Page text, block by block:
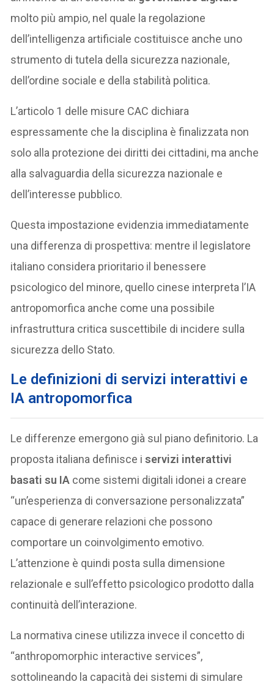
molto più ampio, nel quale la regolazione
dell’intelligenza artificiale costituisce anche uno
strumento di tutela della sicurezza nazionale,
dell’ordine sociale e della stabilità politica.
L’articolo 1 delle misure CAC dichiara
espressamente che la disciplina è finalizzata non
solo alla protezione dei diritti dei cittadini, ma anche
alla salvaguardia della sicurezza nazionale e
dell’interesse pubblico.
Questa impostazione evidenzia immediatamente
una differenza di prospettiva: mentre il legislatore
italiano considera prioritario il benessere
psicologico del minore, quello cinese interpreta l’IA
antropomorfica anche come una possibile
infrastruttura critica suscettibile di incidere sulla
sicurezza dello Stato.
Le definizioni di servizi interattivi e
IA antropomorfica
Le differenze emergono già sul piano definitorio. La
proposta italiana definisce iservizi interattivi
basati su IA come sistemi digitali idonei a creare
“un’esperienza di conversazione personalizzata”
capace di generare relazioni che possono
comportare un coinvolgimento emotivo.
L’attenzione è quindi posta sulla dimensione
relazionale e sull’effetto psicologico prodotto dalla
continuità dell’interazione.
La normativa cinese utilizza invece il concetto di
“anthropomorphic interactive services”,
sottolineando la capacità dei sistemi di simulare